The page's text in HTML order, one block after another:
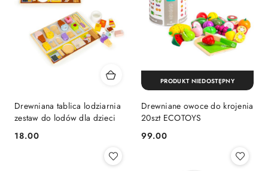
Drewniana tablica lodziarnia
zestaw do lodów dla dzieci
Cena:
18.00
Drewniane owoce do krojenia
20szt ECOTOYS
Cena:
99.00
PRODUKT NIEDOSTĘPNY